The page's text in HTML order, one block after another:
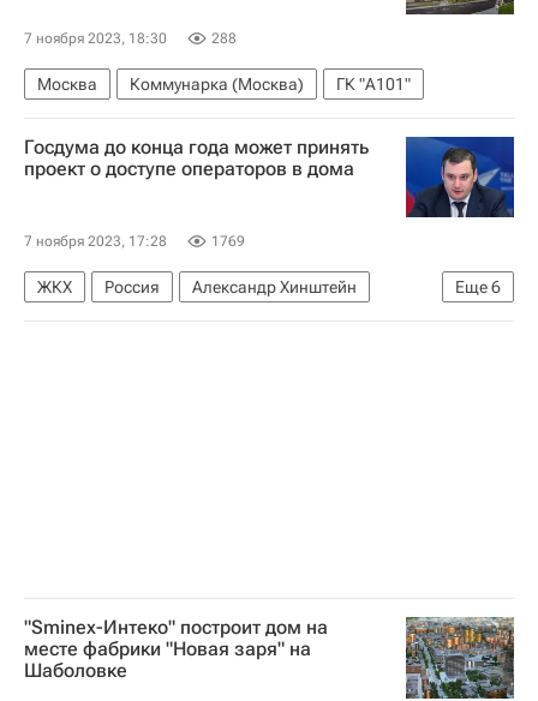
7 ноября 2023, 18:30 288
Москва Коммунарка (Москва) ГК "А101"
Госдума до конца года может принять
проект о доступе операторов в дома
7 ноября 2023, 17:28 1769
Еще6
ЖКХ Россия
Александр Хинштейн
Сергей Пахомов
Андрей Турчак
"Sminex-Интеко" построит дом на
месте фабрики "Новая заря" на
Шаболовке